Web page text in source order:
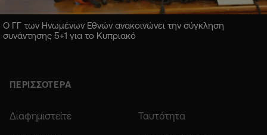
Ο ΓΓ των Ηνωμένων Εθνών ανακοινώνει την σύγκληση
συνάντησης 5+1 για το Κυπριακό
ΠΕΡΙΣΣΟΤΕΡΑ
Διαφημιστείτε Ταυτότητα